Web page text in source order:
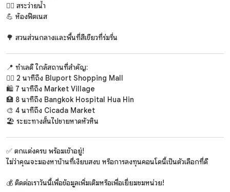
🏊‍♂️ สระว่ายน้ำ
💪 ห้องฟิตเนส
🌳 สวนส่วนกลางและพื้นที่สีเขียวที่ร่มรื่น
📍 ทำเลดี ใกล้สถานที่สำคัญ:
🚶‍♂️ 2 นาทีถึง Bluport Shopping Mall
🛍️ 7 นาทีถึง Market Village
🏥 8 นาทีถึง Bangkok Hospital Hua Hin
🎨 4 นาทีถึง Cicada Market
🏖️ ระยะทางสั้นไปชายหาดหัวหิน
✅ ตกแต่งครบ พร้อมเข้าอยู่!
ไม่ว่าคุณจะมองหาบ้านที่เงียบสงบ หรือการลงทุนคอนโดนี้เป็นตัวเลือกที่ดี
💰 ติดต่อเราวันนี้เพื่อข้อมูลเพิ่มเติมหรือเพื่อเยี่ยมชมหน่วย!